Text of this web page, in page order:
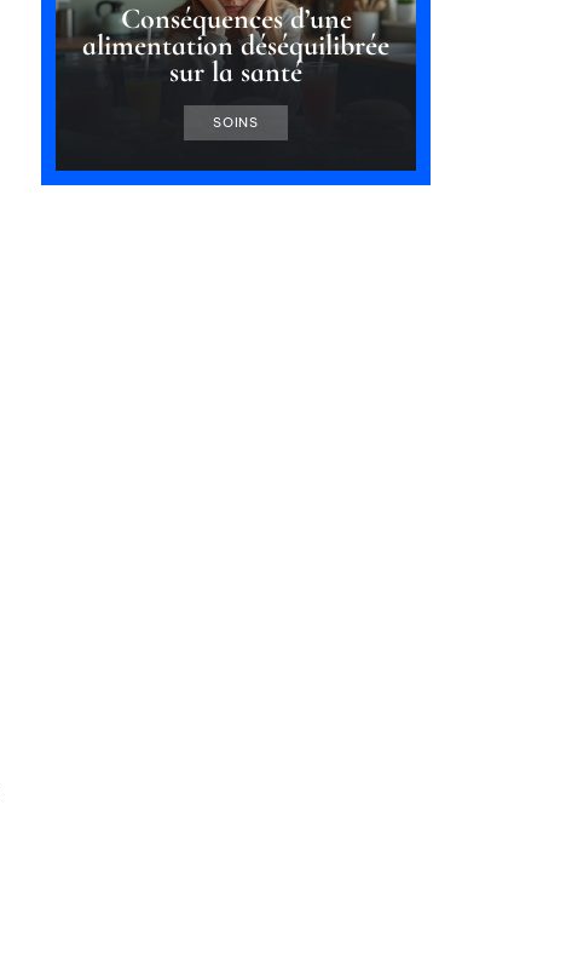
Conséquences d’une
alimentation déséquilibrée
sur la santé
SOINS